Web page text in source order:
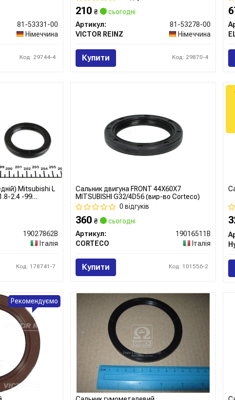
81-53331-00
Німеччина
Код: 29744-4
210 ₴
сьогодні
Артикул:
81-53278-00
VICTOR REINZ
Німеччина
Купити Код: 29870-4
Mitsubishi L
2.4 -99
19027862B
Італія
Код: 178741-7
Сальник двигуна FRONT 44X60X7
MITSUBISHI G32/4D56 (вир-во Corteco)
0 відгуків
360 ₴
сьогодні
Артикул:
19016511B
CORTECO
Італія
Купити Код: 101556-2
Рекомендуємо